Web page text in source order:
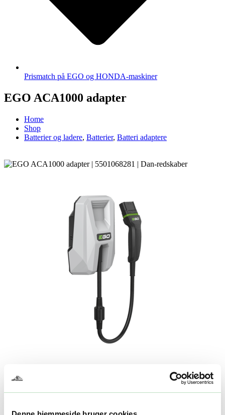
Prismatch på EGO og HONDA-maskiner
EGO ACA1000 adapter
Home
Shop
Batterier og ladere, Batterier, Batteri adaptere